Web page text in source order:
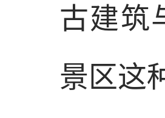
古建筑
景区这